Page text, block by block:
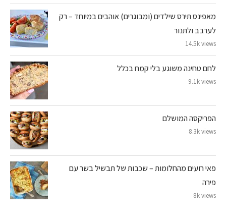
מאפינס תירס שילדים (ומבוגרים) אוהבים במיוחד – רק
לערבב ולתנור
14.5k views
לחם טחינה משוגע בלי קמח בכלל
9.1k views
הפריקסה המושלם
8.3k views
פאי רועים מהחלומות – שכבות של תבשיל בשר עם
פירה
8k views